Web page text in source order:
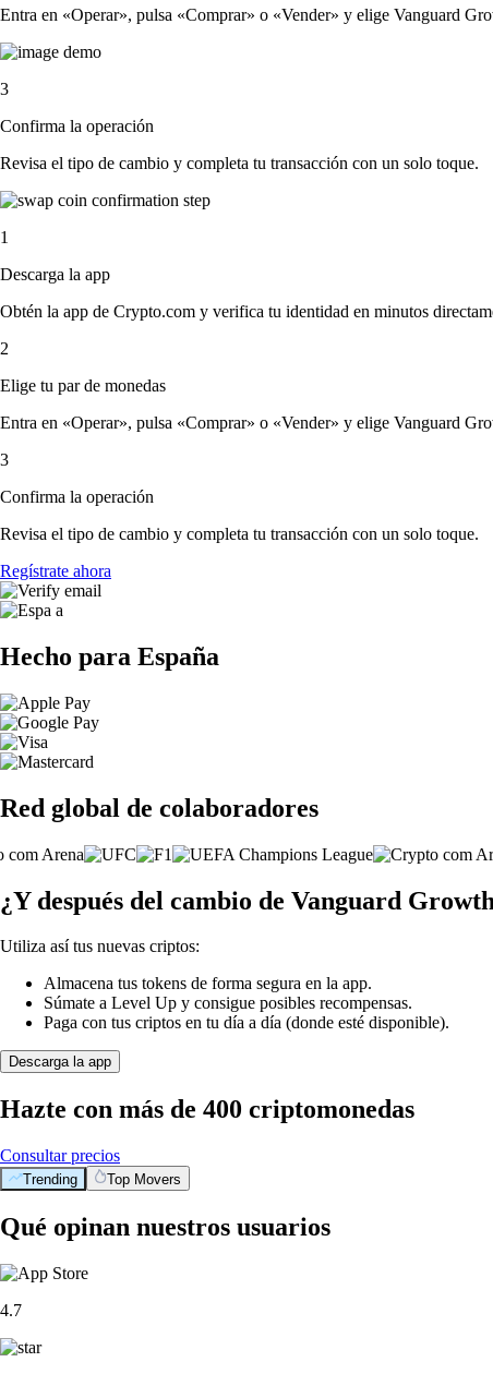
Entra en «Operar», pulsa «Comprar» o «Vender» y elige Vanguard
3
Confirma la operación
Revisa el tipo de cambio y completa tu transacción con un solo toque.
1
Descarga la app
Obtén la app de Crypto.com y verifica tu identidad en minutos
2
Elige tu par de monedas
Entra en «Operar», pulsa «Comprar» o «Vender» y elige Vanguard
3
Confirma la operación
Revisa el tipo de cambio y completa tu transacción con un solo toque.
Regístrate ahora
Hecho para España
Red global de colaboradores
¿Y después del cambio de Vanguard
Utiliza así tus nuevas criptos:
Almacena tus tokens de forma segura en la app.
Súmate a Level Up y consigue posibles recompensas.
Paga con tus criptos en tu día a día (donde esté disponible).
Descarga la app
Hazte con más de 400 criptomonedas
Consultar precios
Trending Top Movers
Qué opinan nuestros usuarios
4.7